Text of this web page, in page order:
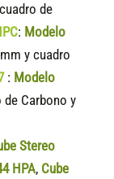
de
: Modelo
y cuadro
: Modelo
Carbono y
Stereo
HPA, Cube